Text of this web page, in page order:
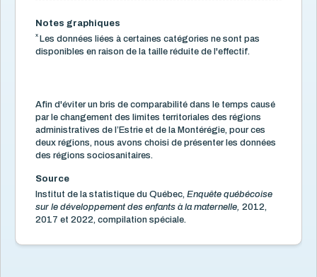
Trouble du spectre de l’autisme
Grossesse et naissance
Logement et quartiers
Mortalité
Organismes communautaires
Santé mentale de l'enfant
Santé physique de l'enfant
Notes graphiques
x Les données liées à certaines catégories ne sont pas
disponibles en raison de la taille réduite de l'effectif.
Afin d'éviter un bris de comparabilité dans le temps causé
par le changement des limites territoriales des régions
administratives de l’Estrie et de la Montérégie, pour ces
deux régions, nous avons choisi de présenter les données
des régions sociosanitaires.
Source
Institut de la statistique du Québec, Enquête québécoise
sur le développement des enfants à la maternelle, 2012,
2017 et 2022, compilation spéciale.